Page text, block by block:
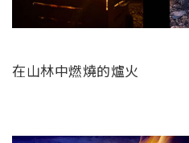
在山林中燃燒的爐火